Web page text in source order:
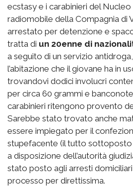
ecstasy e i carabinieri del
radiomobile della Compagnia di
arrestato per detenzione e
tratta di un 20enne di
a seguito di un servizio
l’abitazione che il giovane ha in
trovandovi dodici involucri
per circa 60 grammi e
carabinieri ritengono provento
Sarebbe stato trovato anche
essere impiegato per il
stupefacente (il tutto
a disposizione dell’autorità
stato posto agli arresti
processo per direttissima.